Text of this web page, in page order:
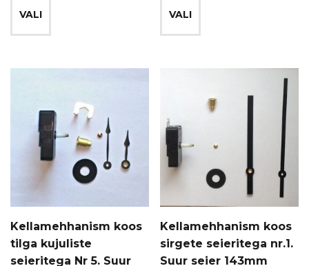
VALI
varianti.
saab
teha
tootelehel.
VALI
varianti.
saab
tootelehel.
Kellamehhanism koos
tilga kujuliste
seieritega Nr 5. Suur
Kellamehhanism koos
sirgete seieritega nr.1.
Suur seier 143mm